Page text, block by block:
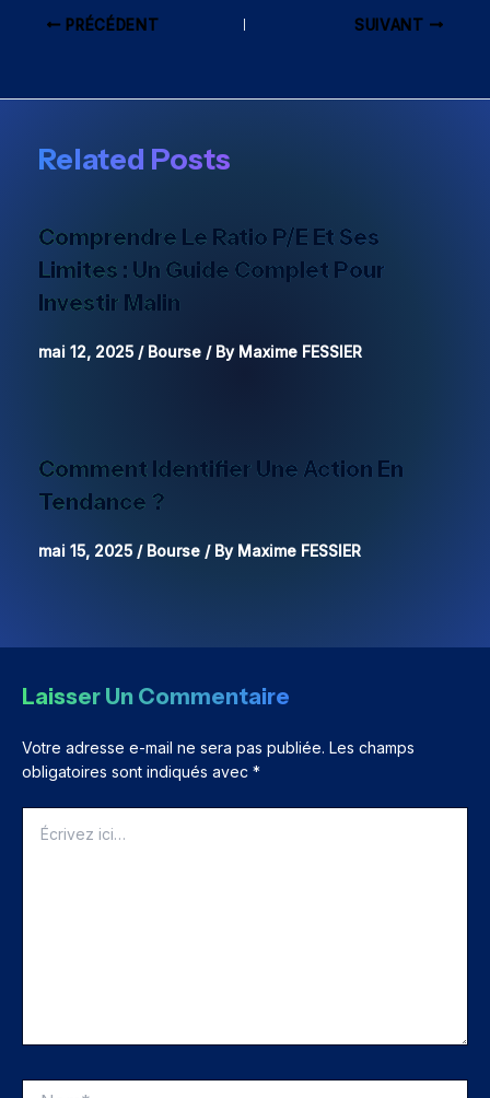
PRÉCÉDENT SUIVANT
Related Posts
Comprendre Le Ratio P/E Et Ses
Limites : Un Guide Complet Pour
Investir Malin
mai 12, 2025 / Bourse / By Maxime FESSIER
Comment Identifier Une Action En
Tendance ?
mai 15, 2025 / Bourse / By Maxime FESSIER
Laisser Un Commentaire
Votre adresse e-mail ne sera pas publiée. Les champs
obligatoires sont indiqués avec *
ici…